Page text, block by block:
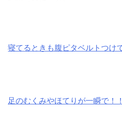
寝てるときも腹ピタベルトつけ
足のむくみやほてりが一瞬で！